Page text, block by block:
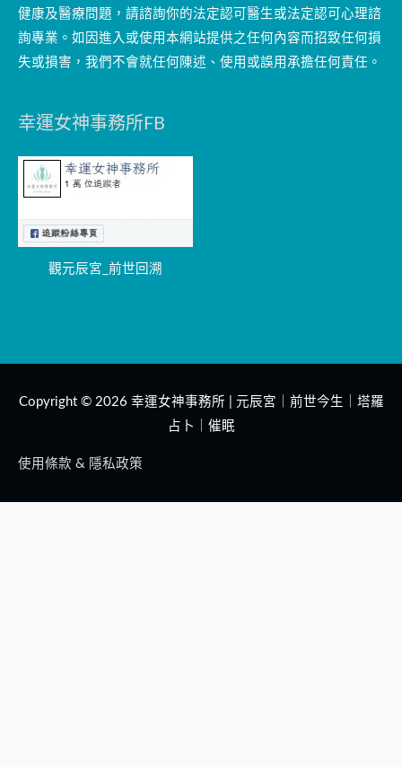
健康及醫療問題，請諮詢你的法定認可醫生或法定認可心理諮
詢專業。如因進入或使用本網站提供之任何內容而招致任何損
失或損害，我們不會就任何陳述、使用或誤用承擔任何責任。
幸運女神事務所FB
觀元辰宮_前世回溯
Copyright © 2026 幸運女神事務所 | 元辰宮｜前世今生｜塔羅
占卜｜催眠
使用條款 & 隱私政策